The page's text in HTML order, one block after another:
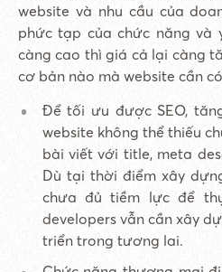
website và nhu cầu của
phức tạp của chức năng và
càng cao thì giá cả lại càng
cơ bản nào mà website cần
Để tối ưu được SEO,
website không thể thiếu
bài viết với title, meta
Dù tại thời điểm xây
chưa đủ tiềm lực để
developers vẫn cần xây
triển trong tương lai.